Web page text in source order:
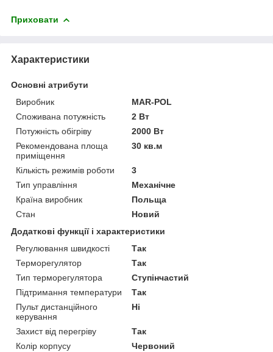
Приховати
Характеристики
Основні атрибути
Виробник
MAR-POL
Споживана потужність
2 Вт
Потужність обігріву
2000 Вт
Рекомендована площа
приміщення
30 кв.м
Кількість режимів роботи
3
Тип управління
Механічне
Країна виробник
Польща
Стан
Новий
Додаткові функції і характеристики
Регулювання швидкості
Так
Терморегулятор
Так
Тип терморегулятора
Ступінчастий
Підтримання температури
Так
Пульт дистанційного
керування
Ні
Захист від перегріву
Так
Колір корпусу
Червоний